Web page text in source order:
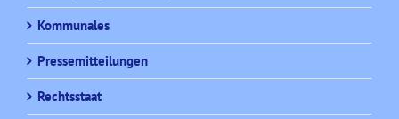
Kommunales
Pressemitteilungen
Rechtsstaat